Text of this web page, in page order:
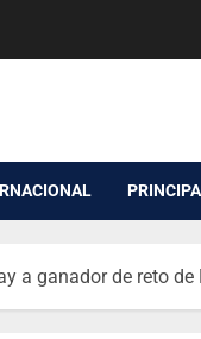
a ganador de reto